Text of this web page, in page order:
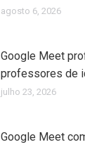
agosto 6, 2026
Google Meet
professores de
julho 23, 2026
Google Meet